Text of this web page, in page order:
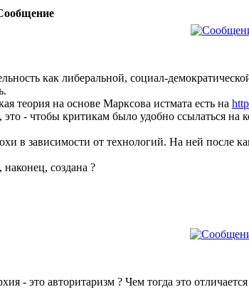
как либеральной, социал-
теория на основе Марксова истмата есть на
- чтобы критикам было удобно ссылаться на
в зависимости от технологий. На ней после
создана ?
- это авторитаризм ? Чем тогда это